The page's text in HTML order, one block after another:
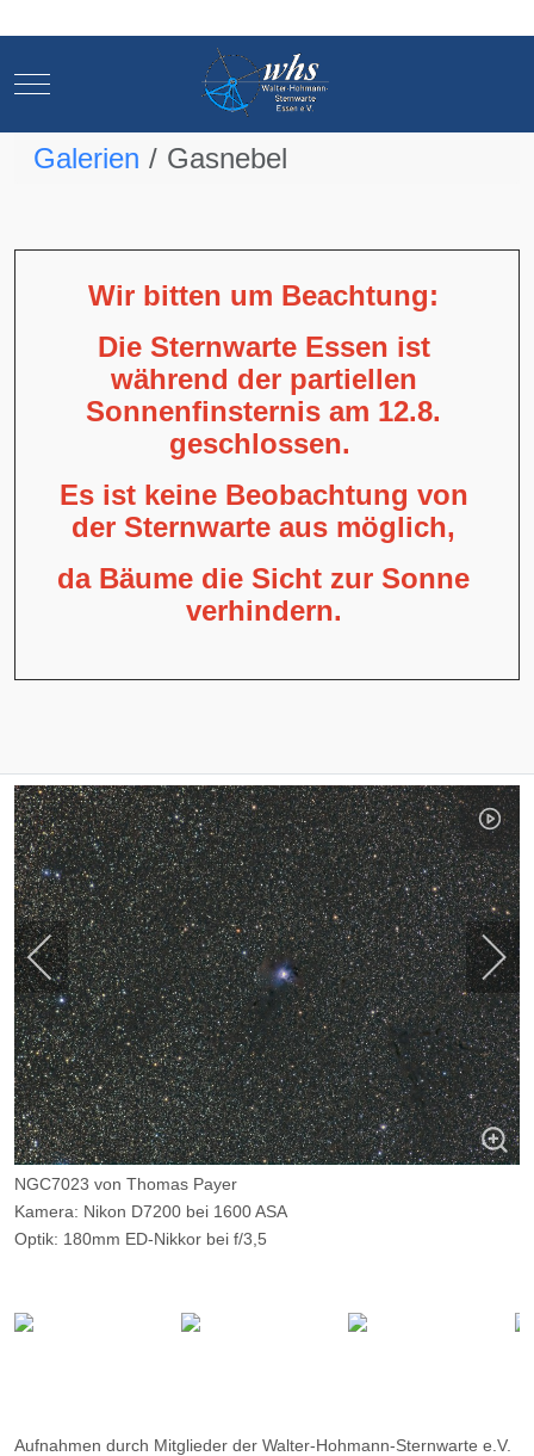
Mobile Menu Toggle
Galerien Gasnebel
Wir bitten um Beachtung:
Die Sternwarte Essen ist
während der partiellen
Sonnenfinsternis am 12.8.
geschlossen.
Es ist keine Beobachtung von
der Sternwarte aus möglich,
da Bäume die Sicht zur Sonne
verhindern.
NGC7023 von Thomas Payer
Kamera: Nikon D7200 bei 1600 ASA
Optik: 180mm ED-Nikkor bei f/3,5
Ort: Emberger Alm, Österreich
Aufnahmen durch Mitglieder der Walter-Hohmann-Sternwarte e.V.